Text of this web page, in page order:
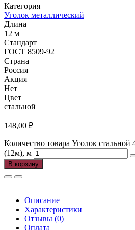
Категория
Уголок металлический
Длина
12 м
Стандарт
ГОСТ 8509-92
Страна
Россия
Акция
Нет
Цвет
стальной
148,00 ₽
Количество товара Уголок
(12м), м
В корзину
Описание
Характеристики
Отзывы (0)
Оплата